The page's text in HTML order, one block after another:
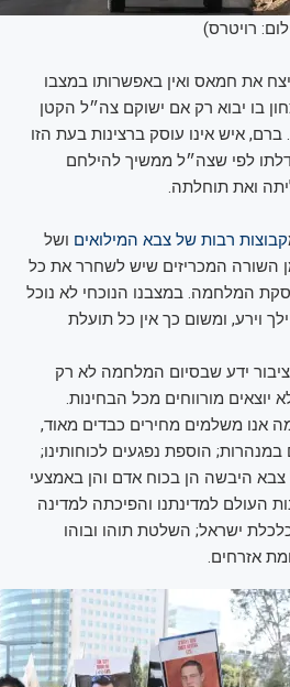
רויטרס)
את חמאס ואין באפשרותו במצבו
בו יבוא רק אם ישוקם צה״ל הקטן
איש אינו עוסק ברצינות בעת הזו
לפי שצה״ל ממשיך להילחם
ואת תוחלתה.
קבוצות רבות של צבא המילואים ושל
השורה המכריזים שיש לשחרר את כל
המלחמה. במצבנו הנוכחי לא נוכל
וירע, ומשום כך אין כל תועלת
ידע שבסיום המלחמה לא רק
מורווחים מכל הבחינות.
אנו משלמים מחירים כבדים מאוד,
הוספת נפגעים לכוחותינו;
היבשה הן בכוח אדם והן באמצעי
העולם למדינתנו והפיכתה למדינה
ישראל; השלטת תוהו ובוהו
אזרחים.